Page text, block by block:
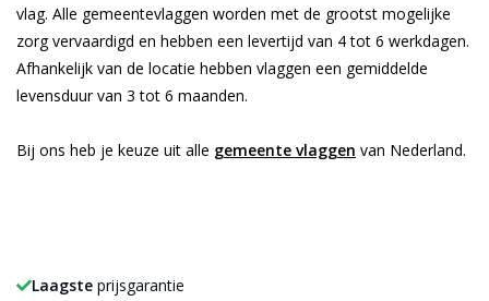
vlag. Alle gemeentevlaggen worden met de grootst mogelijke
zorg vervaardigd en hebben een levertijd van 4 tot 6 werkdagen.
Afhankelijk van de locatie hebben vlaggen een gemiddelde
levensduur van 3 tot 6 maanden.
Bij ons heb je keuze uit alle gemeente vlaggen van Nederland.
Laagste prijsgarantie